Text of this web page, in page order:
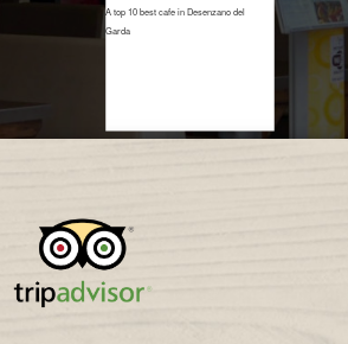
A top 10 best cafe in Desenzano del
Garda